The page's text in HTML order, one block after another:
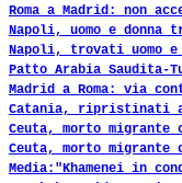
Roma a Madrid: non
Napoli, uomo e donna
Napoli, trovati uomo e
Patto Arabia Saudita-
Madrid a Roma: via
Catania, ripristinati
Ceuta, morto migrante
Ceuta, morto migrante
Media:"Khamenei in